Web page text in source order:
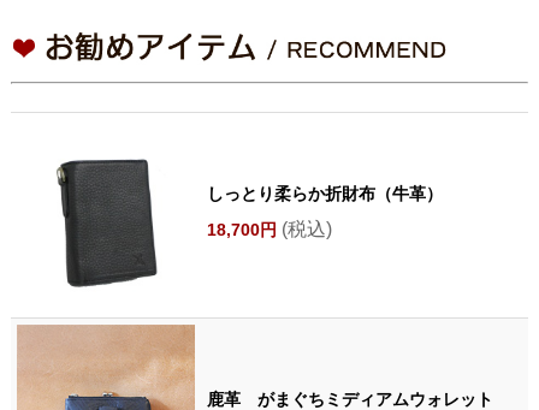
しっとり柔らか折財布（牛革）
18,700円 (税込)
鹿革 がまぐちミディアムウォレット